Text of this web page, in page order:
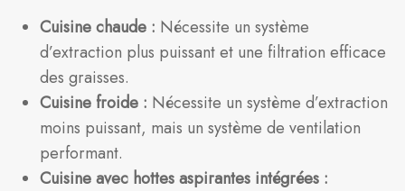
Cuisine chaude : Nécessite un système
d’extraction plus puissant et une filtration efficace
des graisses.
Cuisine froide : Nécessite un système d’extraction
moins puissant, mais un système de ventilation
performant.
Cuisine avec hottes aspirantes intégrées :